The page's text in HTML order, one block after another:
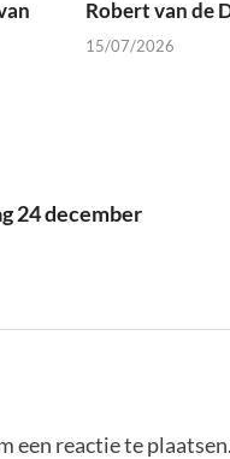
Robert van de
15/07/2026
24 december
een reactie te plaatsen.